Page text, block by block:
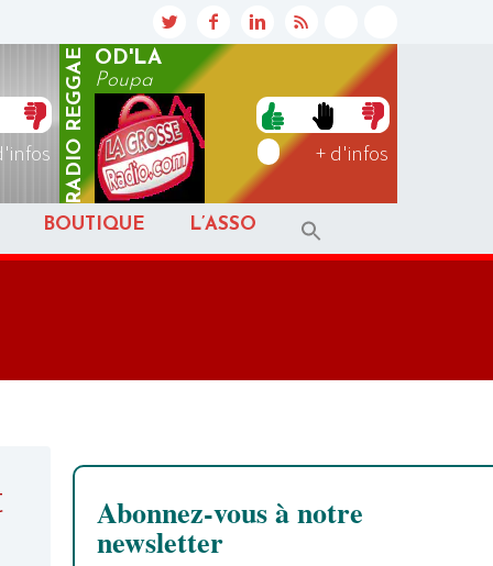
RADIO
REGGAE
OD'LA
Poupa
+ d'infos
BOUTIQUE L’ASSO
Abonnez-vous à notre
newsletter